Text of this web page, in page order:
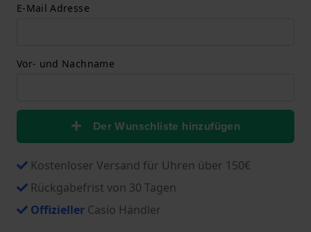
E-Mail Adresse
Vor- und Nachname
Der Wunschliste hinzufügen
Kostenloser Versand für Uhren über 150€
Rückgabefrist von 30 Tagen
Offizieller Casio Händler